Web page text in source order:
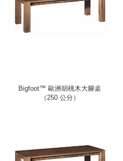
Bigfoot™ 歐洲胡桃木大腳桌
（250 公分）